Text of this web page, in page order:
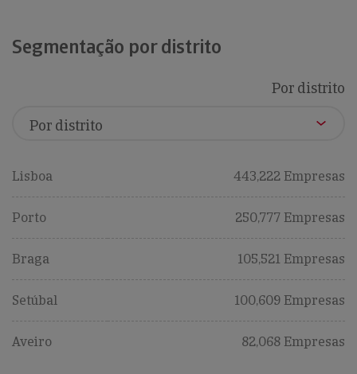
Segmentação por distrito
Por distrito
Lisboa 443,222 Empresas
Porto 250,777 Empresas
Braga 105,521 Empresas
Setúbal 100,609 Empresas
Aveiro 82,068 Empresas